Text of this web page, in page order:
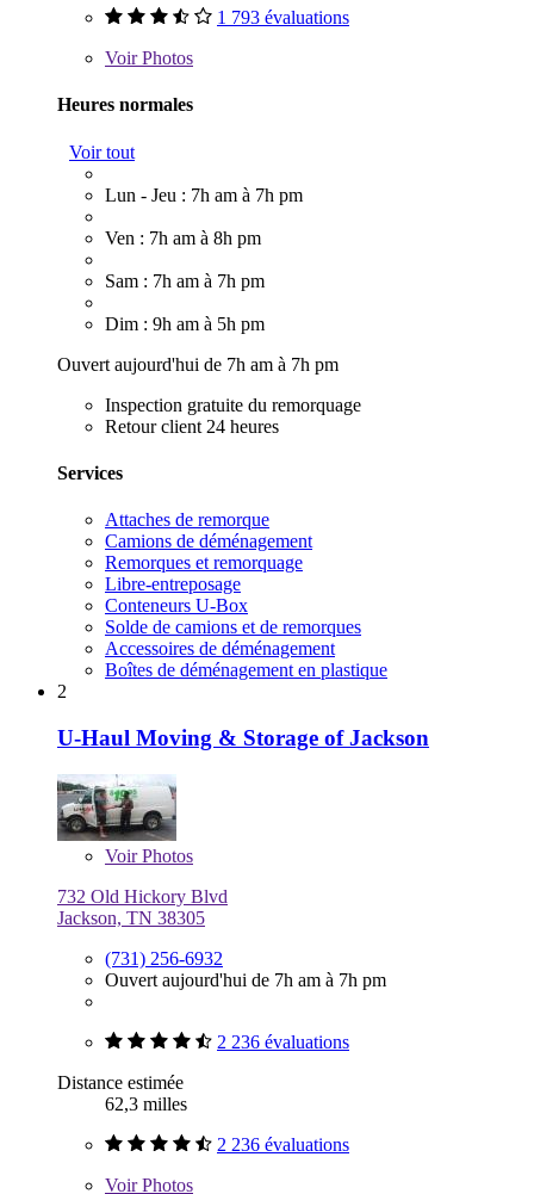
1 793 évaluations
VoirPhotos
Heures normales
Voir tout
Lun - Jeu : 7h am à 7h pm
Ven : 7h am à 8h pm
Sam : 7h am à 7h pm
Dim : 9h am à 5h pm
Ouvert aujourd'hui de 7h am à 7h pm
Inspection gratuite du remorquage
Retour client 24 heures
Services
Attaches de remorque
Camions de déménagement
Remorques et remorquage
Libre-entreposage
Conteneurs U-Box
Solde de camions et de remorques
Accessoires de déménagement
Boîtes de déménagement en plastique
2
U-Haul Moving & Storage of Jackson
VoirPhotos
732 Old Hickory Blvd
Jackson, TN 38305
(731) 256-6932
Ouvert aujourd'hui de 7h am à 7h pm
2 236 évaluations
Distance estimée
62,3 milles
2 236 évaluations
VoirPhotos